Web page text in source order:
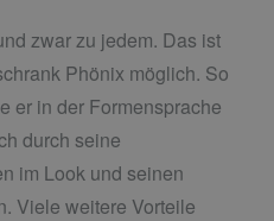
zwar zu jedem. Das ist
Phönix möglich. So
er in der Formensprache
durch seine
im Look und seinen
Viele weitere Vorteile